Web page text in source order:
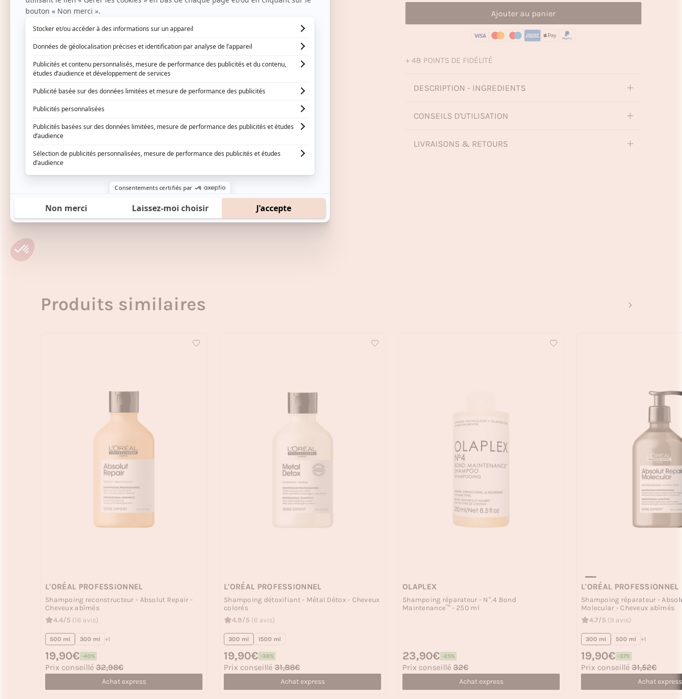
Ajouter au panier
+ 48 POINTS DE FIDÉLITÉ
DESCRIPTION - INGREDIENTS
CONSEILS D'UTILISATION
LIVRAISONS & RETOURS
Produits similaires
L'ORÉAL PROFESSIONNEL
Shampoing reconstructeur - Absolut Repair -
Cheveux abîmés
4.4/5 (16 avis)
500 ml 300 ml +1
Prix soldé
19,90€ -40%
Prix habituel
Prix conseillé 32,98€
Achat express
L'ORÉAL PROFESSIONNEL
Shampoing détoxifiant - Métal Détox - Cheveux
colorés
4.9/5 (6 avis)
300 ml 1500 ml
Prix soldé
19,90€ -38%
Prix habituel
Prix conseillé 31,88€
Achat express
OLAPLEX
Shampoing réparateur - N°.4 Bond
Maintenance™ - 250 ml
Prix soldé
23,90€ -25%
Prix habituel
Prix conseillé 32€
Achat express
L'ORÉAL PROFESSIONNEL
Shampoing réparateur -
Molecular - Cheveux abîmés
4.7/5 (9 avis)
300 ml 500 ml +1
Prix soldé
19,90€ -37%
Prix habituel
Prix conseillé 31,52€
Achat express